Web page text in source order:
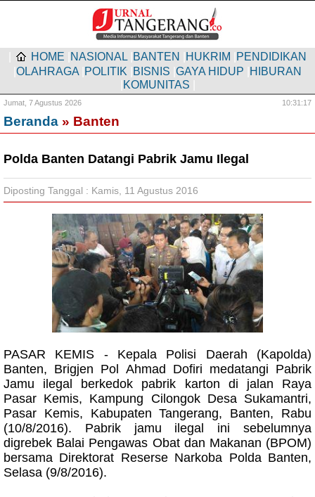
HOME NASIONAL BANTEN HUKRIM PENDIDIKAN
OLAHRAGA POLITIK BISNIS GAYA HIDUP HIBURAN
KOMUNITAS
Jumat, 7 Agustus 2026 10:31:17
Beranda » Banten
Polda Banten Datangi Pabrik Jamu Ilegal
Diposting Tanggal : Kamis, 11 Agustus 2016
PASAR KEMIS - Kepala Polisi Daerah (Kapolda)
Banten, Brigjen Pol Ahmad Dofiri medatangi Pabrik
Jamu ilegal berkedok pabrik karton di jalan Raya
Pasar Kemis, Kampung Cilongok Desa Sukamantri,
Pasar Kemis, Kabupaten Tangerang, Banten, Rabu
(10/8/2016). Pabrik jamu ilegal ini sebelumnya
digrebek Balai Pengawas Obat dan Makanan (BPOM)
bersama Direktorat Reserse Narkoba Polda Banten,
Selasa (9/8/2016).